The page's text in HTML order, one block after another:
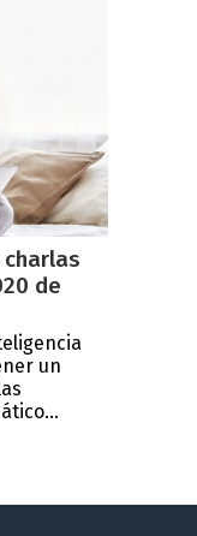
de
un